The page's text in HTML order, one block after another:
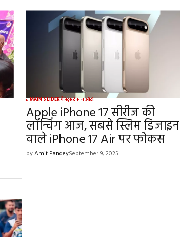
MAIN SLIDERगैजेट्सटेक व ऑटो
Apple iPhone 17 सीरीज की
लॉन्चिंग आज, सबसे स्लिम डिजाइन
वाले iPhone 17 Air पर फोकस
byAmit PandeySeptember 9, 2025